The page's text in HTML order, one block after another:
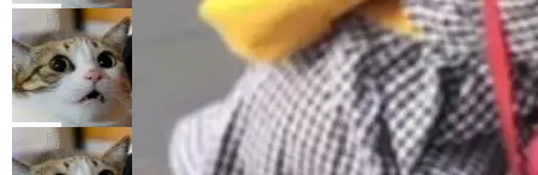
工具升级为企业的质量基础设施。 CIO面对的新
现实 过去两年，CIO们的焦虑清单上多了两项：
一是如何让大模型和智能体应用安全地从PoC走
向生产，二是如何让测试团队跟得上AI应用...
章从一个简单的例子切入。一个网站的深色主题
设置，如果用布尔值 + 可空字段来表示——bool
ean 表示是否可切换，nullable 的默认模式、浅
色方案、深色方案——会产生大量无意义的组
合。方案缺了、配置冲突了、全 null 了。要知道
哪些组合有效，作者说，你得靠"文档、校验、或
S。如果你只看官方博客，你会觉得这是又一
个"AI 知识库 + 聊天机器人"——每个大厂都在
做，没什么新鲜的。 但 Kenton Varda 在 Twitte
r 上把事情说清楚了： 今天我们发布了 Cloudfla
re OS，一个带连接器的聊天机器人，跟其他所
有科技公司做的一样。只不过，实际上它不一
局
Deno 团队开源 Celld，可自托管的分
布式 Durable Objects
Ryan Dahl 领导的 Deno 团队推出了最新开源项
目 Celld，一个能在自己机器上运行 Cloudflare
Workers 和 Durable Objects 的守护进程。 设
局